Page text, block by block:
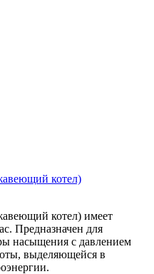
котел)
котел) имеет
Предназначен для
насыщения с давлением
выделяющейся в